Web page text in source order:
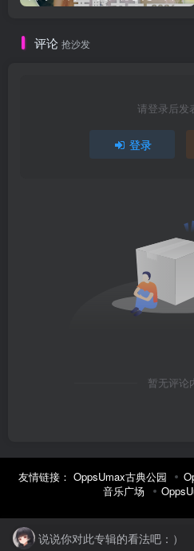
评论 抢沙发
请登录后发
登录
暂无评论
友情链接： OppsUmax古典公园
音乐广场
说说你对此专辑的看法吧：）